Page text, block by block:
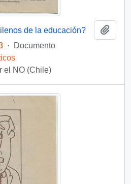
de la educación?
·
Documento
el NO (Chile)